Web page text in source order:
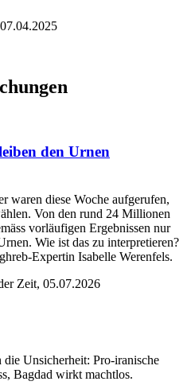
den Urnen
waren diese Woche aufgerufen,
Von den rund 24 Millionen
vorläufigen Ergebnissen nur
Wie ist das zu interpretieren?
Expertin Isabelle Werenfels.
Zeit, 05.07.2026
Unsicherheit: Pro-iranische
Bagdad wirkt machtlos.